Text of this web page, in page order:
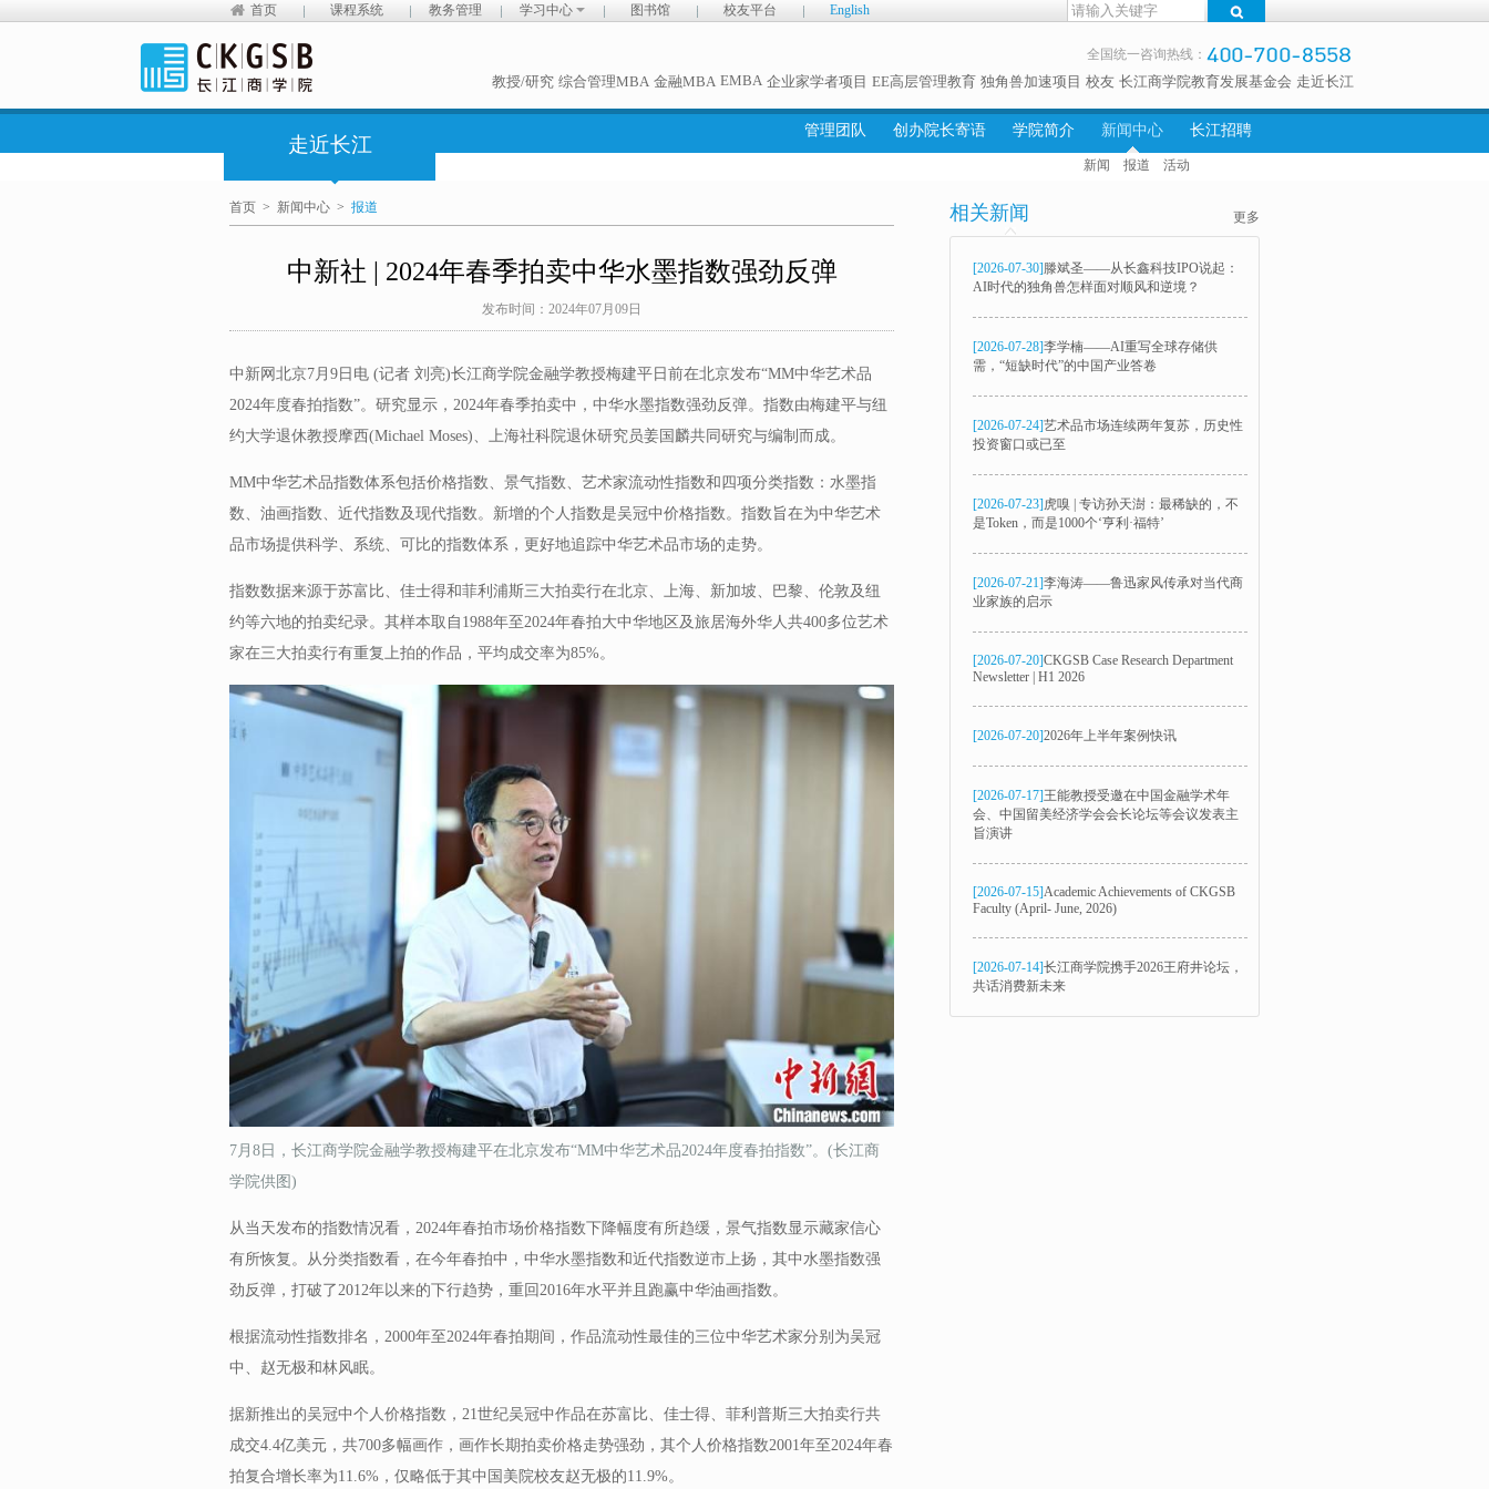
首页 课程系统 教务管理 学习中心 图书馆 校友平台 English
全国统一咨询热线：
教授/研究 综合管理MBA 金融MBA EMBA 企业家学者项目 EE高层管理教育 独角兽加速项目 校友 长江商学院教育发展基金会 走近长江
走近长江
管理团队 创办院长寄语 学院简介 新闻中心
新闻 报道 活动
长江招聘
首页 > 新闻中心 > 报道
中新社 | 2024年春季拍卖中华水墨指数强劲反弹
发布时间：2024年07月09日
中新网北京7月9日电 (记者 刘亮)长江商学院金融学教授梅建平日前在北京发布“MM中华艺术品
2024年度春拍指数”。研究显示，2024年春季拍卖中，中华水墨指数强劲反弹。指数由梅建平与纽
约大学退休教授摩西(Michael Moses)、上海社科院退休研究员姜国麟共同研究与编制而成。
MM中华艺术品指数体系包括价格指数、景气指数、艺术家流动性指数和四项分类指数：水墨指
数、油画指数、近代指数及现代指数。新增的个人指数是吴冠中价格指数。指数旨在为中华艺术
品市场提供科学、系统、可比的指数体系，更好地追踪中华艺术品市场的走势。
指数数据来源于苏富比、佳士得和菲利浦斯三大拍卖行在北京、上海、新加坡、巴黎、伦敦及纽
约等六地的拍卖纪录。其样本取自1988年至2024年春拍大中华地区及旅居海外华人共400多位艺术
家在三大拍卖行有重复上拍的作品，平均成交率为85%。
7月8日，长江商学院金融学教授梅建平在北京发布“MM中华艺术品2024年度春拍指数”。(长江商
学院供图)
从当天发布的指数情况看，2024年春拍市场价格指数下降幅度有所趋缓，景气指数显示藏家信心
有所恢复。从分类指数看，在今年春拍中，中华水墨指数和近代指数逆市上扬，其中水墨指数强
劲反弹，打破了2012年以来的下行趋势，重回2016年水平并且跑赢中华油画指数。
根据流动性指数排名，2000年至2024年春拍期间，作品流动性最佳的三位中华艺术家分别为吴冠
中、赵无极和林风眠。
据新推出的吴冠中个人价格指数，21世纪吴冠中作品在苏富比、佳士得、菲利普斯三大拍卖行共
成交4.4亿美元，共700多幅画作，画作长期拍卖价格走势强劲，其个人价格指数2001年至2024年春
拍复合增长率为11.6%，仅略低于其中国美院校友赵无极的11.9%。
相关新闻 更多
[2026-07-30]滕斌圣——从长鑫科技IPO说起：
AI时代的独角兽怎样面对顺风和逆境？
[2026-07-28]李学楠——AI重写全球存储供
需，“短缺时代”的中国产业答卷
[2026-07-24]艺术品市场连续两年复苏，历史性
投资窗口或已至
[2026-07-23]虎嗅 | 专访孙天澍：最稀缺的，不
是Token，而是1000个‘亨利·福特’
[2026-07-21]李海涛——鲁迅家风传承对当代商
业家族的启示
[2026-07-20]CKGSB Case Research Department
Newsletter | H1 2026
[2026-07-20]2026年上半年案例快讯
[2026-07-17]王能教授受邀在中国金融学术年
会、中国留美经济学会会长论坛等会议发表主
旨演讲
[2026-07-15]Academic Achievements of CKGSB
Faculty (April- June, 2026)
[2026-07-14]长江商学院携手2026王府井论坛，
共话消费新未来